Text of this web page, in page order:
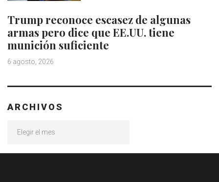
Trump reconoce escasez de algunas
armas pero dice que EE.UU. tiene
munición suficiente
6 agosto, 2026
ARCHIVOS